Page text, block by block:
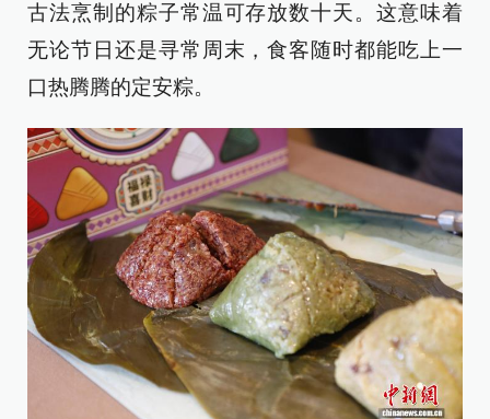
古法烹制的粽子常温可存放数十天。这意味着
无论节日还是寻常周末，食客随时都能吃上一
口热腾腾的定安粽。